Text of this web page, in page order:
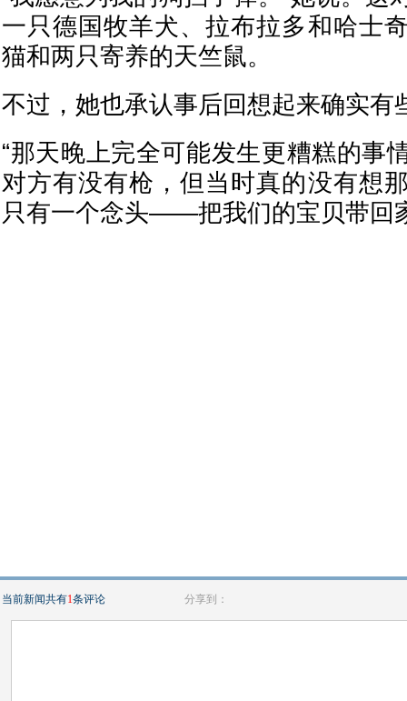
一只德国牧羊犬、拉布拉多和哈士
猫和两只寄养的天竺鼠。
不过，她也承认事后回想起来确实有
“那天晚上完全可能发生更糟糕的事
对方有没有枪，但当时真的没有想
只有一个念头——把我们的宝贝带回
当前新闻共有1条评论 分享到：